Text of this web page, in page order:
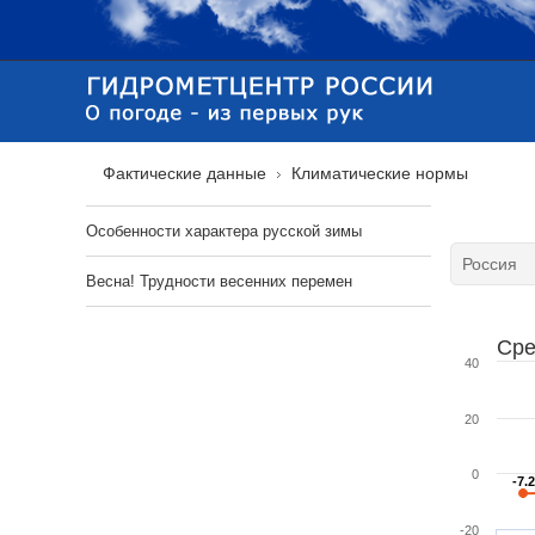
Фактические данные Климатические нормы
-7.2
-7.2
-20
0
20
40
Особенности характера русской зимы
Весна! Трудности весенних перемен